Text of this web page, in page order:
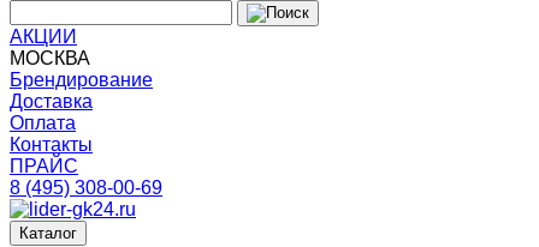
АКЦИИ
МОСКВА
Брендирование
Доставка
Оплата
Контакты
ПРАЙС
8 (495) 308-00-69
Каталог